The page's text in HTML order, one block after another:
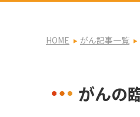
HOME がん記事一覧
がんの